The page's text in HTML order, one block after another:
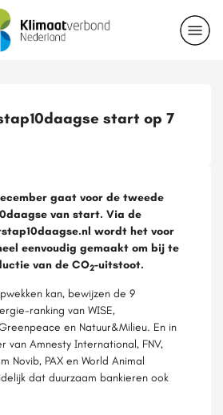
start op 7
gaat voor de tweede
van start. Via de
wordt het voor
eenvoudig gemaakt om bij te
van de CO2-uitstoot.
kan, bewijzen de 9
ranking van WISE,
en Natuur&Milieu. En in
van Amnesty International, FNV,
Novib, PAX en World Animal
dat duurzaam bankieren ook